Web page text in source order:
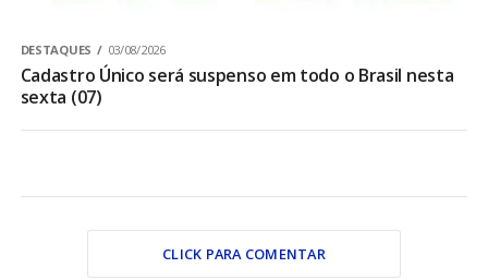
DESTAQUES 03/08/2026
Cadastro Único será suspenso em todo o Brasil nesta
sexta (07)
CLICK PARA COMENTAR